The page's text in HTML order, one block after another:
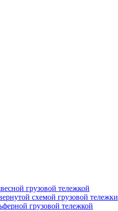
грузовой тележкой
схемой грузовой тележки
грузовой тележкой